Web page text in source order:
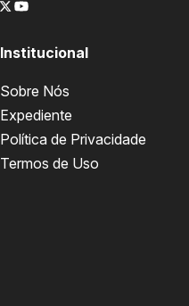
Institucional
Sobre Nós
Expediente
Política de Privacidade
Termos de Uso